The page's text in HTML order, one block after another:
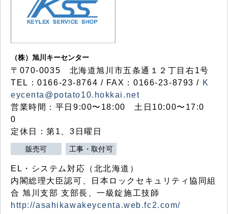
（株）旭川キーセンター
〒070-0035 北海道旭川市五条通１２丁目右1号
TEL：0166-23-8764 / FAX：0166-23-8793 / K
eycenta@potato10.hokkai.net
営業時間：平日9:00〜18:00 土日10:00〜17:0
0
定休日：第1、3日曜日
販売可 工事・取付可
EL・システム対応（北北海道）
内閣総理大臣認可、日本ロックセキュリティ協同組
合 旭川支部 支部長、一級錠施工技師
http://asahikawakeycenta.web.fc2.com/